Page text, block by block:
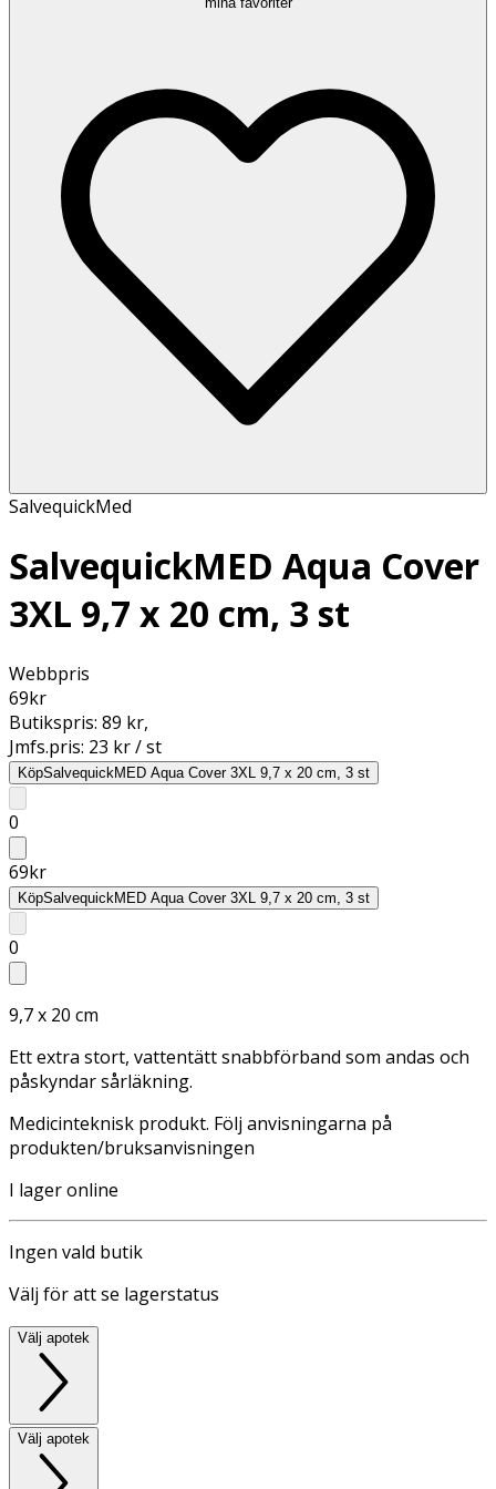
SalvequickMed
SalvequickMED Aqua Cover
3XL 9,7 x 20 cm, 3 st
Webbpris
69kr
Butikspris: 89 kr,
Jmfs.pris: 23 kr / st
KöpSalvequickMED Aqua Cover 3XL 9,7 x 20 cm, 3 st
0
69kr
KöpSalvequickMED Aqua Cover 3XL 9,7 x 20 cm, 3 st
0
9,7 x 20 cm
Ett extra stort, vattentätt snabbförband som andas och
påskyndar sårläkning.
Medicinteknisk produkt. Följ anvisningarna på
produkten/bruksanvisningen
I lager online
Ingen vald butik
Välj för att se lagerstatus
Välj apotek
Välj apotek